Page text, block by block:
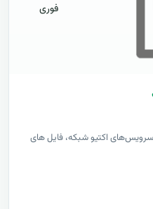
فوری
اکتیو شبکه، فایل های